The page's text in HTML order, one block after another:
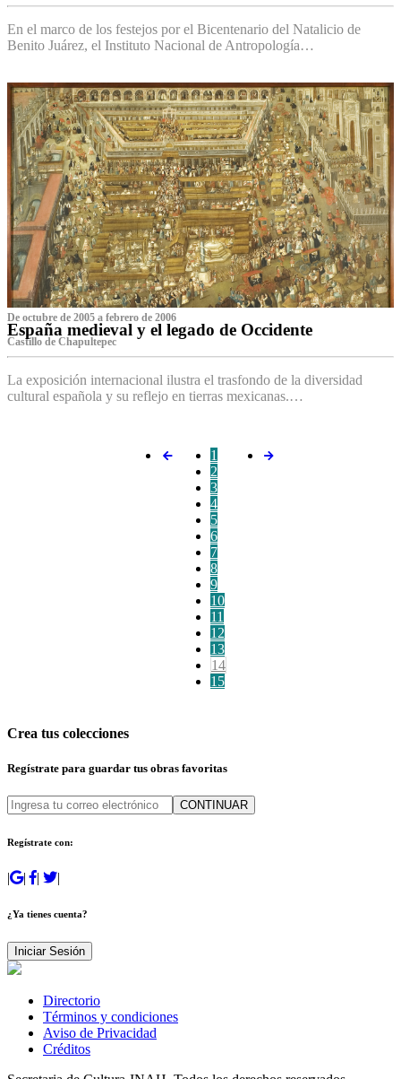
En el marco de los festejos por el Bicentenario del Natalicio de
Benito Juárez, el Instituto Nacional de Antropología…
De octubre de 2005 a febrero de 2006
España medieval y el legado de Occidente
Castillo de Chapultepec
La exposición internacional ilustra el trasfondo de la diversidad
cultural española y su reflejo en tierras mexicanas.…
1
2
3
4
5
6
7
8
9
10
11
12
13
14
15
Crea tus colecciones
Regístrate para guardar tus obras favoritas
CONTINUAR
Regístrate con:
| | | |
¿Ya tienes cuenta?
Iniciar Sesión
Directorio
Términos y condiciones
Aviso de Privacidad
Créditos